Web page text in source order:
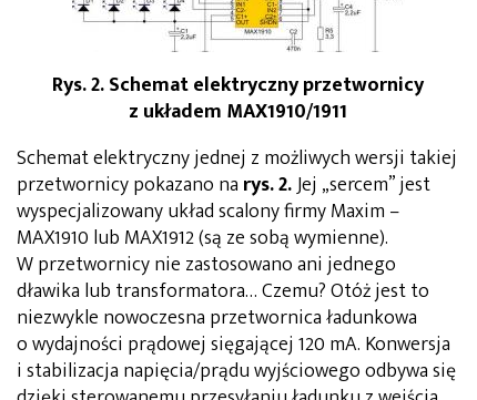
Rys. 2. Schemat elektryczny przetwornicy
z układem MAX1910/1911
Schemat elektryczny jednej z możliwych wersji takiej
przetwornicy pokazano na rys. 2.Jej „sercem” jest
wyspecjalizowany układ scalony firmy Maxim –
MAX1910 lub MAX1912 (są ze sobą wymienne).
W przetwornicy nie zastosowano ani jednego
dławika lub transformatora… Czemu? Otóż jest to
niezwykle nowoczesna przetwornica ładunkowa
o wydajności prądowej sięgającej 120 mA. Konwersja
i stabilizacja napięcia/prądu wyjściowego odbywa się